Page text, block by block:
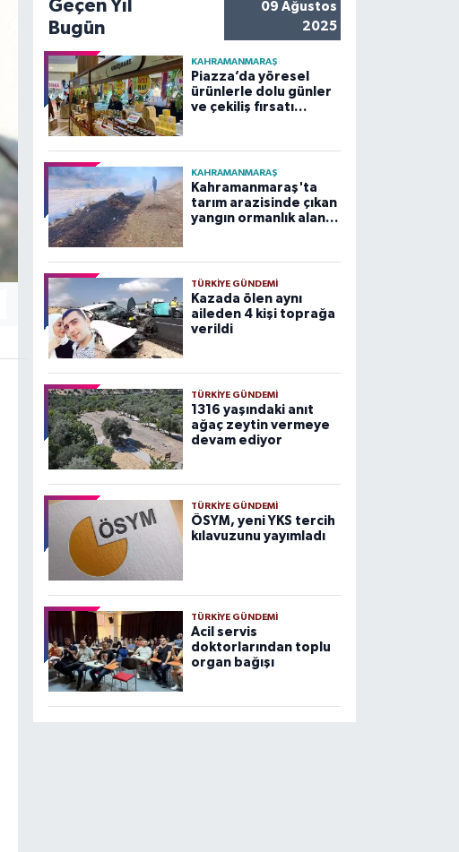
Geçen Yıl
Bugün
09 Ağustos
2025
KAHRAMANMARAŞ
Piazza’da yöresel
ürünlerle dolu günler
ve çekiliş fırsatı
KAHRAMANMARAŞ
Kahramanmaraş'ta
tarım arazisinde çıkan
yangın ormanlık alana
TÜRKIYE GÜNDEMI
Kazada ölen aynı
aileden 4 kişi toprağa
verildi
TÜRKIYE GÜNDEMI
1316 yaşındaki anıt
ağaç zeytin vermeye
devam ediyor
TÜRKIYE GÜNDEMI
ÖSYM, yeni YKS tercih
kılavuzunu yayımladı
TÜRKIYE GÜNDEMI
Acil servis
doktorlarından toplu
organ bağışı